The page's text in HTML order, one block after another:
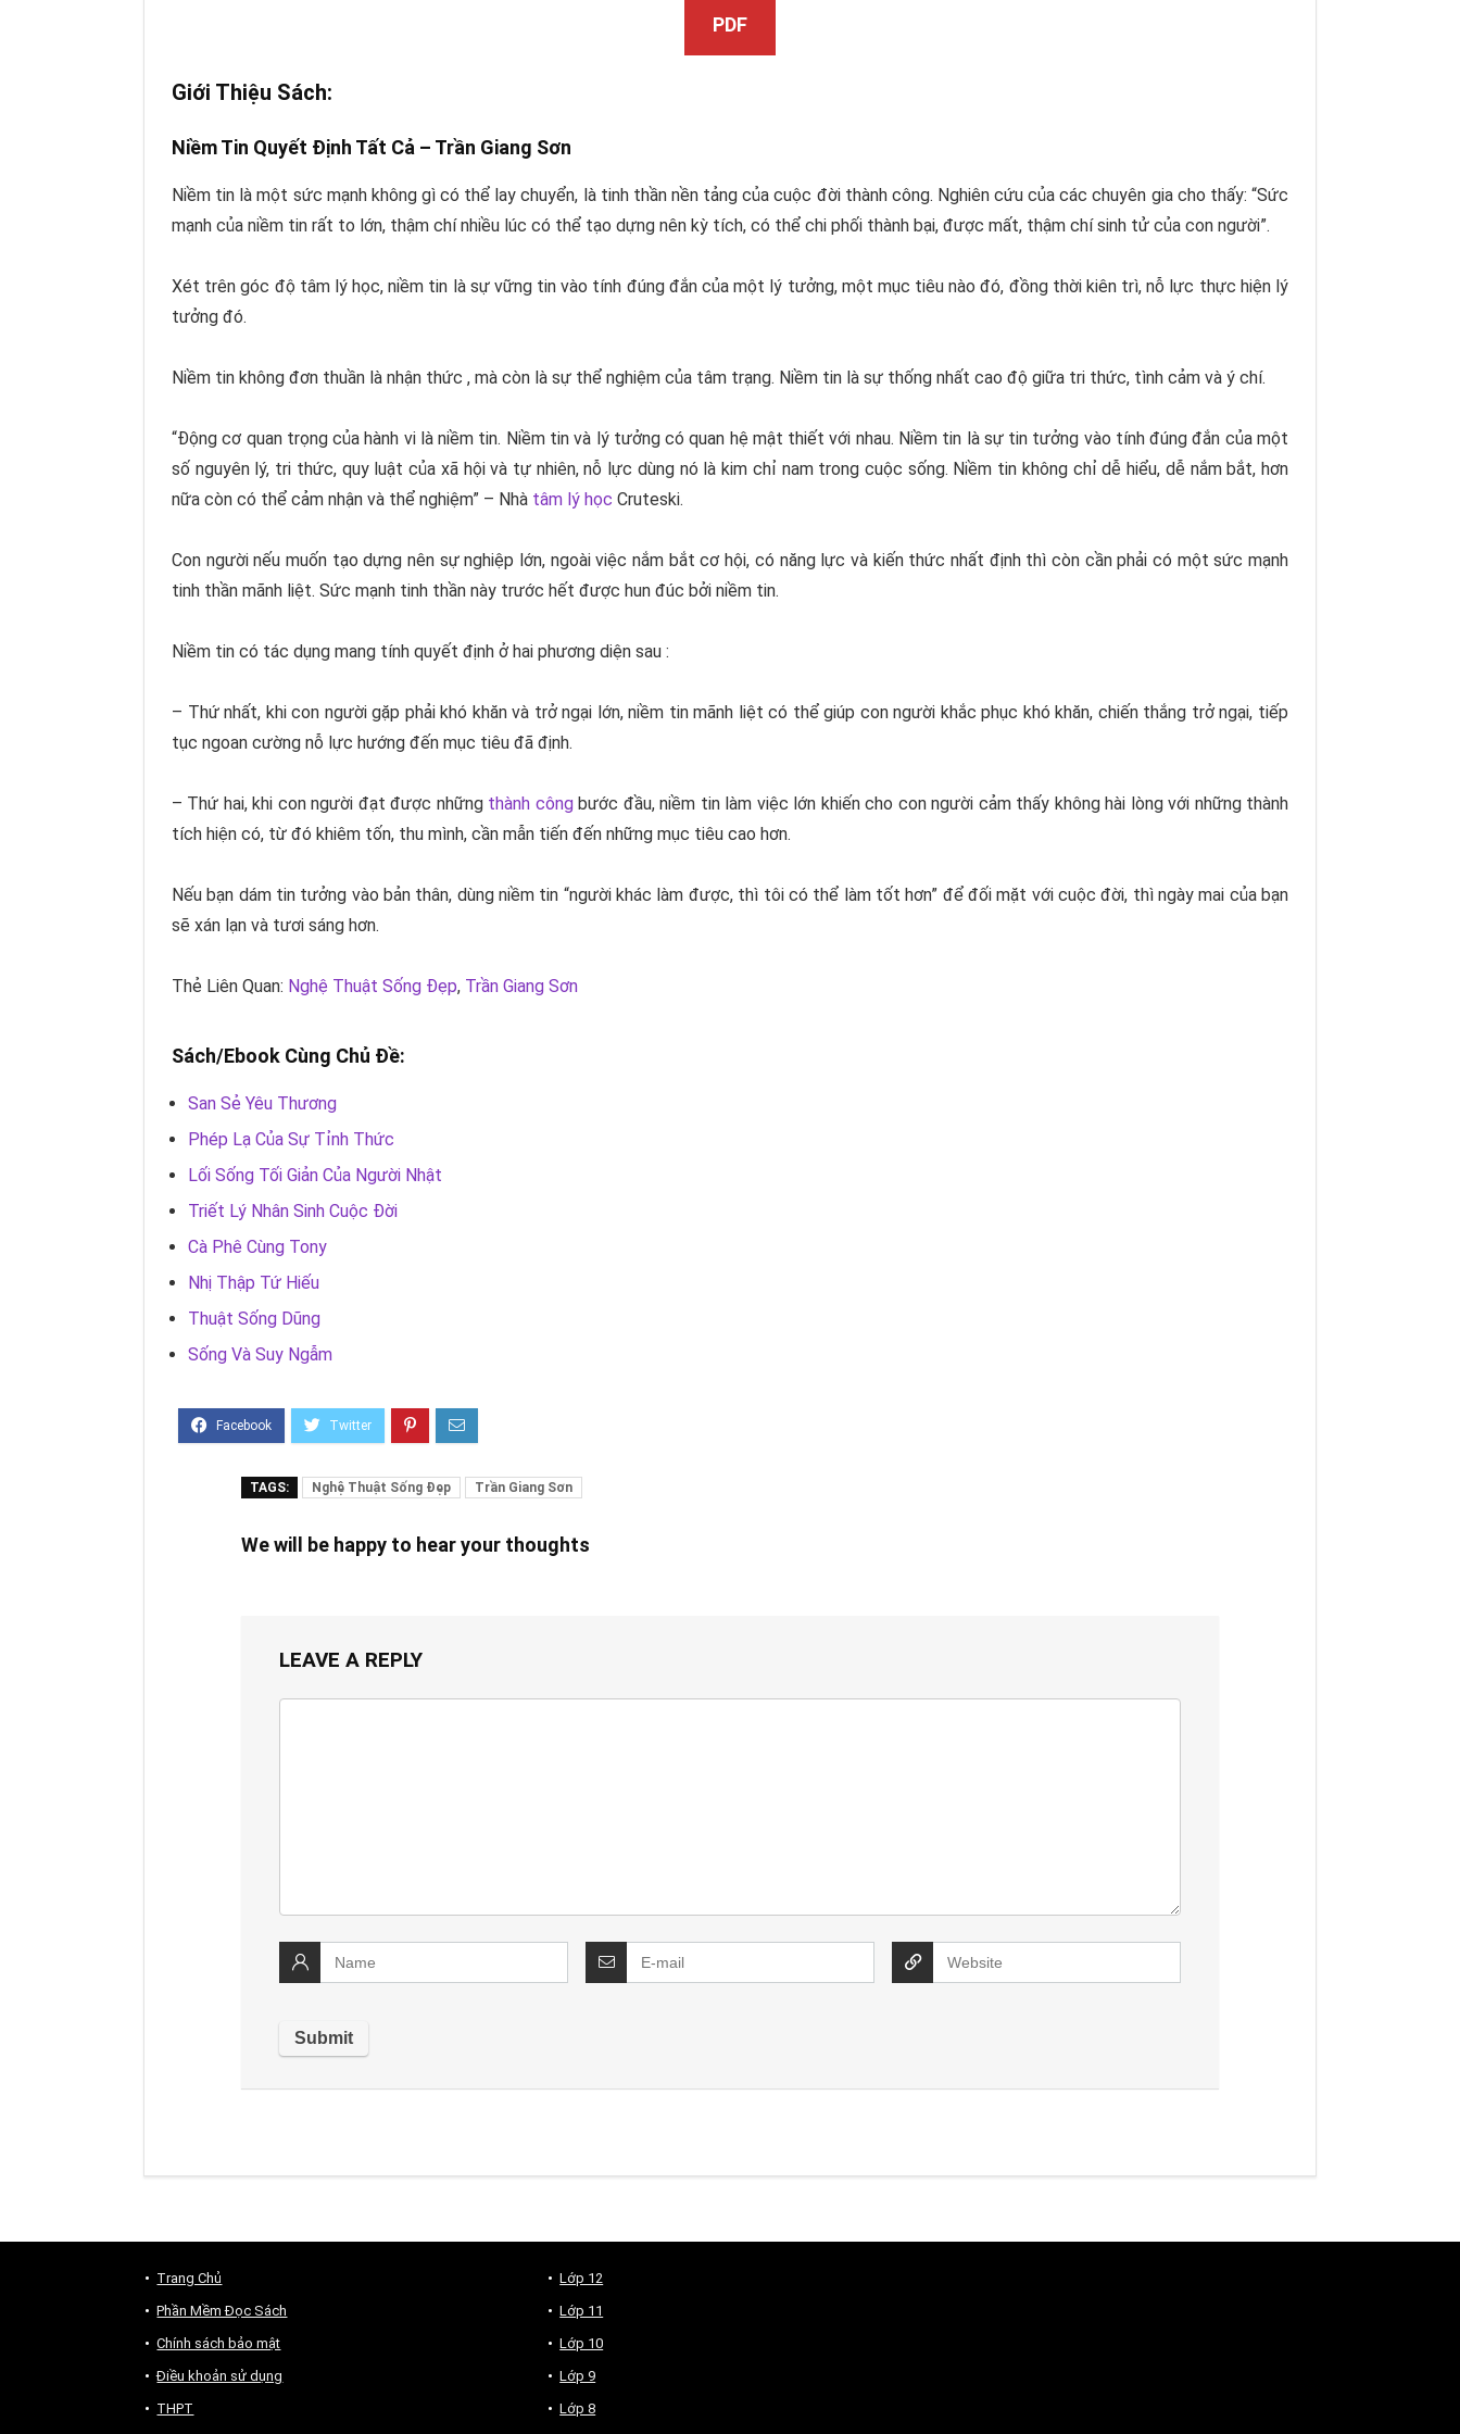
PDF
Giới Thiệu Sách:
Niềm Tin Quyết Định Tất Cả – Trần Giang Sơn
Niềm tin là một sức mạnh không gì có thể lay chuyển, là tinh thần nền tảng của cuộc đời thành công. Nghiên cứu của các chuyên gia cho thấy: “Sức
mạnh của niềm tin rất to lớn, thậm chí nhiều lúc có thể tạo dựng nên kỳ tích, có thể chi phối thành bại, được mất, thậm chí sinh tử của con người”.
Xét trên góc độ tâm lý học, niềm tin là sự vững tin vào tính đúng đắn của một lý tưởng, một mục tiêu nào đó, đồng thời kiên trì, nỗ lực thực hiện lý
tưởng đó.
Niềm tin không đơn thuần là nhận thức , mà còn là sự thể nghiệm của tâm trạng. Niềm tin là sự thống nhất cao độ giữa tri thức, tình cảm và ý chí.
“Động cơ quan trọng của hành vi là niềm tin. Niềm tin và lý tưởng có quan hệ mật thiết với nhau. Niềm tin là sự tin tưởng vào tính đúng đắn của một
số nguyên lý, tri thức, quy luật của xã hội và tự nhiên, nỗ lực dùng nó là kim chỉ nam trong cuộc sống. Niềm tin không chỉ dễ hiểu, dễ nắm bắt, hơn
nữa còn có thể cảm nhận và thể nghiệm” – Nhà tâm lý học Cruteski.
Con người nếu muốn tạo dựng nên sự nghiệp lớn, ngoài việc nắm bắt cơ hội, có năng lực và kiến thức nhất định thì còn cần phải có một sức mạnh
tinh thần mãnh liệt. Sức mạnh tinh thần này trước hết được hun đúc bởi niềm tin.
Niềm tin có tác dụng mang tính quyết định ở hai phương diện sau :
– Thứ nhất, khi con người gặp phải khó khăn và trở ngại lớn, niềm tin mãnh liệt có thể giúp con người khắc phục khó khăn, chiến thắng trở ngại, tiếp
tục ngoan cường nỗ lực hướng đến mục tiêu đã định.
– Thứ hai, khi con người đạt được những thành côngbước đầu, niềm tin làm việc lớn khiến cho con người cảm thấy không hài lòng với những thành
tích hiện có, từ đó khiêm tốn, thu mình, cần mẫn tiến đến những mục tiêu cao hơn.
Nếu bạn dám tin tưởng vào bản thân, dùng niềm tin “người khác làm được, thì tôi có thể làm tốt hơn” để đối mặt với cuộc đời, thì ngày mai của bạn
sẽ xán lạn và tươi sáng hơn.
Thẻ Liên Quan: Nghệ Thuật Sống Đẹp, Trần Giang Sơn
Sách/Ebook Cùng Chủ Đề:
San Sẻ Yêu Thương
Phép Lạ Của Sự Tỉnh Thức
Lối Sống Tối Giản Của Người Nhật
Triết Lý Nhân Sinh Cuộc Đời
Cà Phê Cùng Tony
Nhị Thập Tứ Hiếu
Thuật Sống Dũng
Sống Và Suy Ngẫm
TAGS: Nghệ Thuật Sống Đẹp Trần Giang Sơn
We will be happy to hear your thoughts
LEAVE A REPLY
Trang Chủ
Phần Mềm Đọc Sách
Chính sách bảo mật
Điều khoản sử dụng
THPT
Lớp 12
Lớp 11
Lớp 10
Lớp 9
Lớp 8